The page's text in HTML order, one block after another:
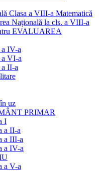
Clasa a VIII-a Matematică
Națională la cls. a VIII-a
EVALUAREA
IV-a
a VI-a
II-a
uz
PRIMAR
I
a II-a
a III-a
a IV-a
a V-a